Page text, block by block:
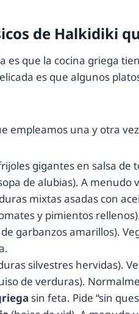
de Halkidiki
es que la cocina griega
es que algunos
empleamos una y otra
gigantes en salsa de
de alubias). A menudo
mixtas asadas con
y pimientos
garbanzos amarillos).
silvestres hervidas).
de verduras).
sin feta. Pide “sin